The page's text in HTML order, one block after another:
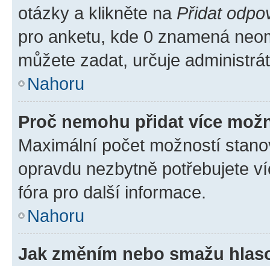
otázky a klikněte na Přidat
pro anketu, kde 0 znamená
můžete zadat, určuje
Nahoru
Proč nemohu přidat více
Maximální počet možností
opravdu nezbytně potřebujete
fóra pro další informace.
Nahoru
Jak změním nebo smažu